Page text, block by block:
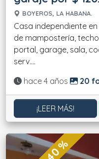
BOYEROS, LA HABANA.
Casa independiente
de mampostería,
portal, garage, sala,
serv....
Actualizado:
hace 4 años 20
¡LEER MÁS!